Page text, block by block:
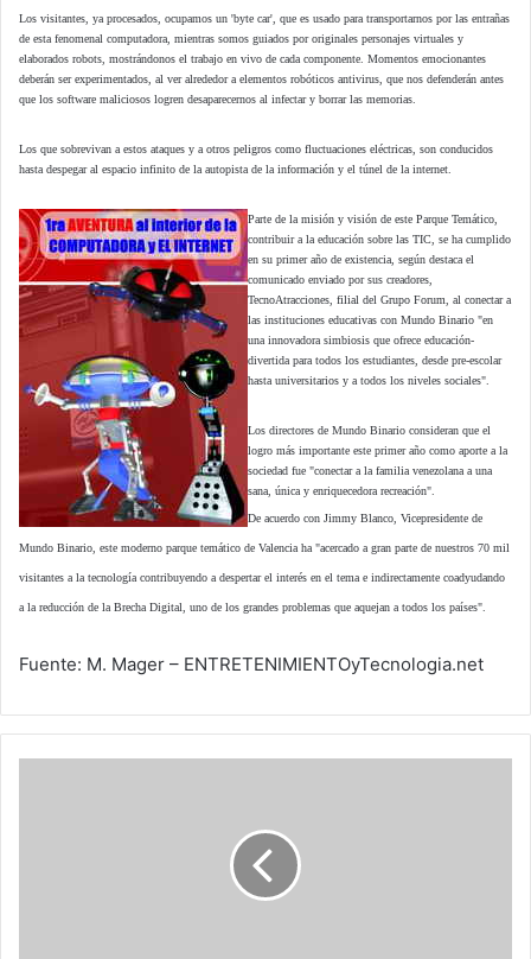
Los visitantes, ya procesados, ocupamos un 'byte car', que es usado para transportarnos por las entrañas
de esta fenomenal computadora, mientras somos guiados por originales personajes virtuales y
elaborados robots, mostrándonos el trabajo en vivo de cada componente. Momentos emocionantes
deberán ser experimentados, al ver alrededor a elementos robóticos antivirus, que nos defenderán antes
que los software maliciosos logren desaparecernos al infectar y borrar las memorias.
Los que sobrevivan a estos ataques y a otros peligros como fluctuaciones eléctricas, son conducidos
hasta despegar al espacio infinito de la autopista de la información y el túnel de la internet.
Parte de la misión y visión de este Parque Temático,
contribuir a la educación sobre las TIC, se ha cumplido
en su primer año de existencia, según destaca el
comunicado enviado por sus creadores,
TecnoAtracciones, filial del Grupo Forum, al conectar a
las instituciones educativas con Mundo Binario "en
una innovadora simbiosis que ofrece educación-
divertida para todos los estudiantes, desde pre-escolar
hasta universitarios y a todos los niveles sociales".
Los directores de Mundo Binario consideran que el
logro más importante este primer año como aporte a la
sociedad fue "conectar a la familia venezolana a una
sana, única y enriquecedora recreación".
De acuerdo con Jimmy Blanco, Vicepresidente de
Mundo Binario, este moderno parque temático de Valencia ha "acercado a gran parte de nuestros 70 mil
visitantes a la tecnología contribuyendo a despertar el interés en el tema e indirectamente coadyudando
a la reducción de la Brecha Digital, uno de los grandes problemas que aquejan a todos los países".
Fuente: M. Mager – ENTRETENIMIENTOyTecnologia.net